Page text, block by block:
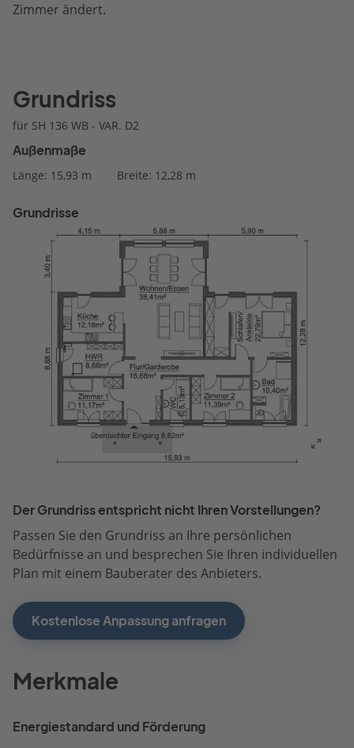
Zimmer ändert.
Grundriss
für SH 136 WB - VAR. D2
Außenmaße
Länge: 15,93 m Breite: 12,28 m
Grundrisse
Der Grundriss entspricht nicht Ihren Vorstellungen?
Passen Sie den Grundriss an Ihre persönlichen
Bedürfnisse an und besprechen Sie Ihren individuellen
Plan mit einem Bauberater des Anbieters.
Kostenlose Anpassung anfragen
Merkmale
Energiestandard und Förderung